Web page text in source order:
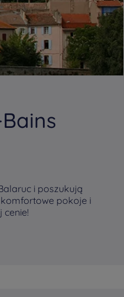
i poszukują
pokoje i
cenie!